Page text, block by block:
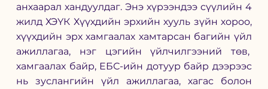
анхаарал хандуулдаг. Энэ хүрээндээ сүүлийн 4
жилд ХЭҮК Хүүхдийн эрхийн хууль зүйн хороо,
хүүхдийн эрх хамгаалах хамтарсан багийн үйл
ажиллагаа, нэг цэгийн үйлчилгээний төв,
хамгаалах байр, ЕБС-ийн дотуур байр дээрээс
нь зуслангийн үйл ажиллагаа, хагас болон